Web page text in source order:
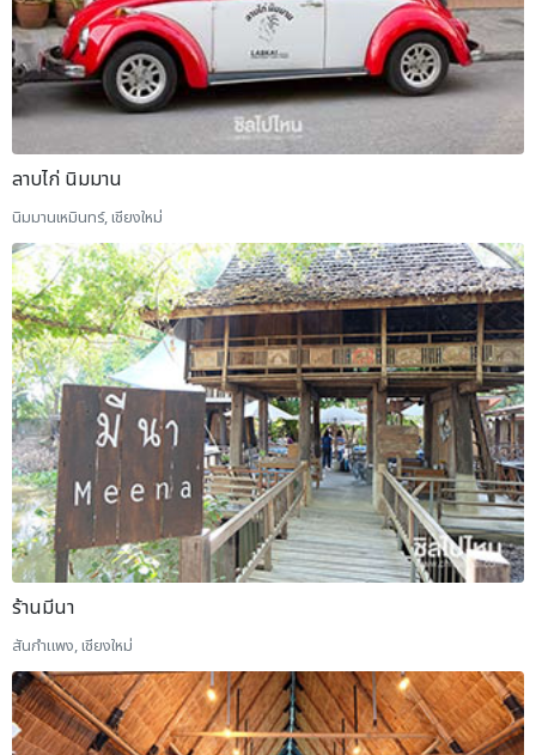
ลาบไก่ นิมมาน
นิมมานเหมินทร์, เชียงใหม่
ร้านมีนา
สันกำแพง, เชียงใหม่